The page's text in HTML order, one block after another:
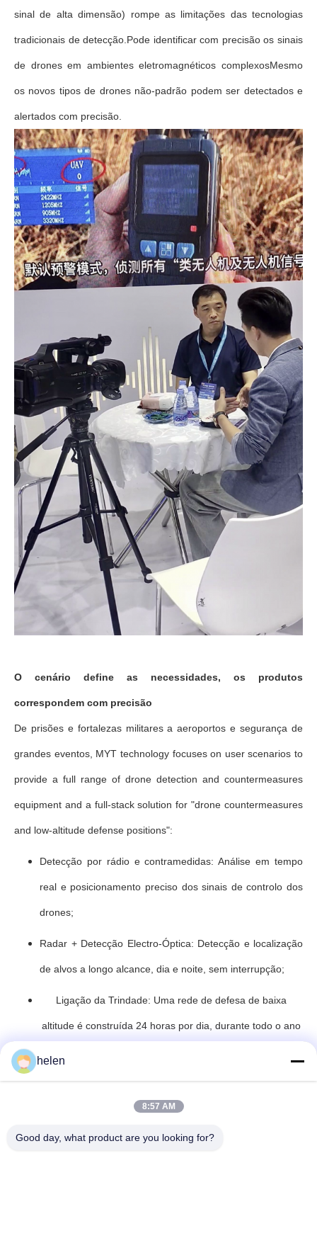
sinal de alta dimensão) rompe as limitações das tecnologias
tradicionais de detecção.Pode identificar com precisão os sinais
de drones em ambientes eletromagnéticos complexosMesmo
os novos tipos de drones não-padrão podem ser detectados e
alertados com precisão.
O cenário define as necessidades, os produtos
correspondem com precisão
De prisões e fortalezas militares a aeroportos e segurança de
grandes eventos, MYT technology focuses on user scenarios to
provide a full range of drone detection and countermeasures
equipment and a full-stack solution for "drone countermeasures
and low-altitude defense positions":
Detecção por rádio e contramedidas: Análise em tempo
real e posicionamento preciso dos sinais de controlo dos
drones;
Radar + Detecção Electro-Óptica: Detecção e localização
de alvos a longo alcance, dia e noite, sem interrupção;
Ligação da Trindade: Uma rede de defesa de baixa
altitude é construída 24 horas por dia, durante todo o ano
podem ser detectados e interceptados.
helen
8:57 AM
Good day, what product are you looking for?